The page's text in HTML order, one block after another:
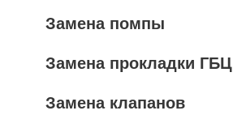
Замена помпы
Замена прокладки ГБЦ
Замена клапанов